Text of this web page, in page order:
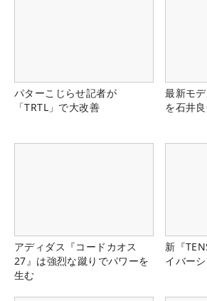
パターこじらせ記者が
「TRTL」で大改善
最新モデ
を石井
アディダス『コードカオス
27』は強烈な蹴りでパワーを
生む
新『
イバー